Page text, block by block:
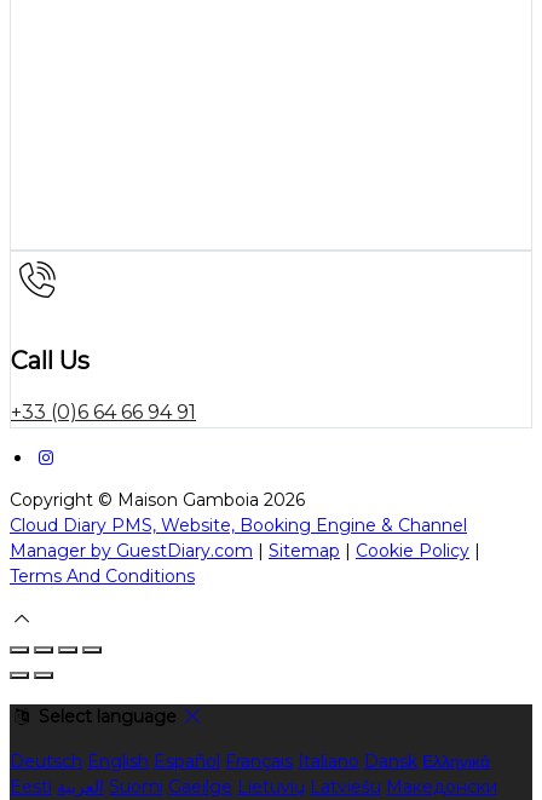
Call Us
+33 (0)6 64 66 94 91
Copyright © Maison Gamboia 2026
Cloud Diary PMS, Website, Booking Engine & Channel
Manager by GuestDiary.com | Sitemap | Cookie Policy |
Terms And Conditions
Select language
Deutsch English Español Français Italiano Dansk Ελληνικά
Eesti العربية Suomi Gaeilge Lietuvių Latviešu Македонски